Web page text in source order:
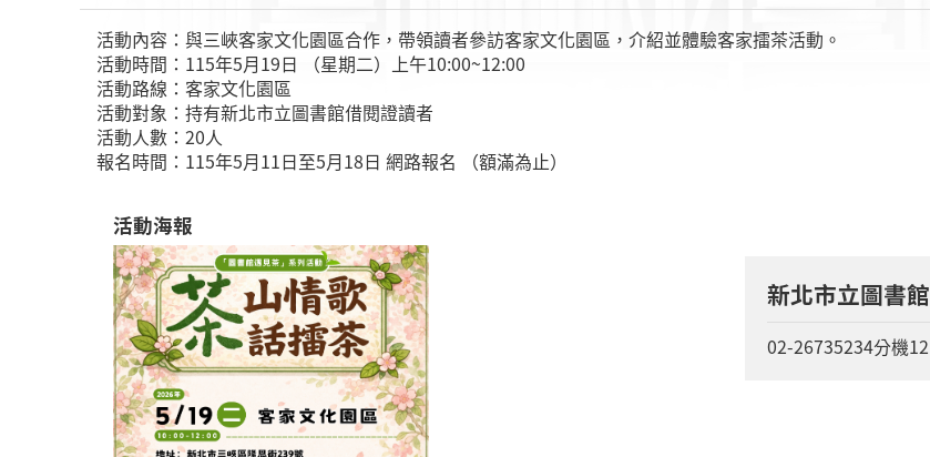
活動內容：與三峽客家文化園區合作，帶領讀者參訪客家文化園區，介紹並體驗客家擂茶活動。
活動時間：115年5月19日 （星期二）上午10:00~12:00
活動路線：客家文化園區
活動對象：持有新北市立圖書館借閱證讀者
活動人數：20人
報名時間：115年5月11日至5月18日 網路報名 （額滿為止）
活動海報
新北市立圖書館
02-26735234分機12